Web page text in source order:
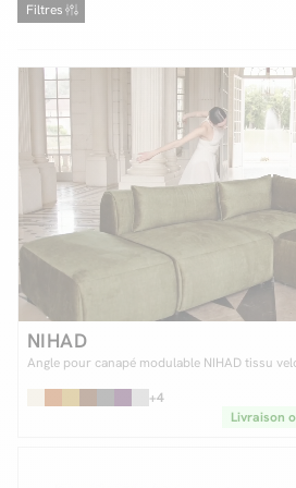
Facilité de paiements
Livraison
Aide et contact
Conseil sur mesure
Mieux nous connaître
Filtres
NIHAD
Angle pour canapé modulable NIHAD tissu
+4
Livraison